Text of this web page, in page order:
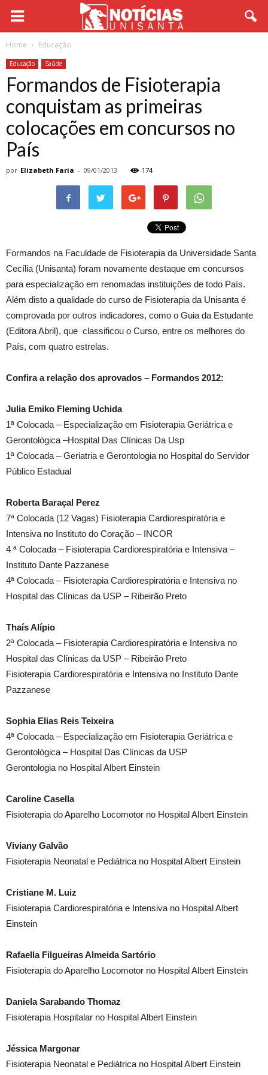
Home Educação
Educação Saúde
Formandos de Fisioterapia
conquistam as primeiras
colocações em concursos no
País
por Elizabeth Faria - 09/01/2013 174
Formandos na Faculdade de Fisioterapia da Universidade Santa
Cecília (Unisanta) foram novamente destaque em concursos
para especialização em renomadas instituições de todo País.
Além disto a qualidade do curso de Fisioterapia da Unisanta é
comprovada por outros indicadores, como o Guia da Estudante
(Editora Abril), que classificou o Curso, entre os melhores do
País, com quatro estrelas.
Confira a relação dos aprovados – Formandos 2012:
Julia Emiko Fleming Uchida
1ª Colocada – Especialização em Fisioterapia Geriátrica e
Gerontológica –Hospital Das Clínicas Da Usp
1ª Colocada – Geriatria e Gerontologia no Hospital do Servidor
Público Estadual
Roberta Baraçal Perez
7ª Colocada (12 Vagas) Fisioterapia Cardiorespiratória e
Intensiva no Instituto do Coração – INCOR
4 ª Colocada – Fisioterapia Cardiorespiratória e Intensiva –
Instituto Dante Pazzanese
4ª Colocada – Fisioterapia Cardiorespiratória e Intensiva no
Hospital das Clínicas da USP – Ribeirão Preto
Thaís Alípio
2ª Colocada – Fisioterapia Cardiorespiratória e Intensiva no
Hospital das Clínicas da USP – Ribeirão Preto
Fisioterapia Cardiorespiratória e Intensiva no Instituto Dante
Pazzanese
Sophia Elias Reis Teixeira
4ª Colocada – Especialização em Fisioterapia Geriátrica e
Gerontológica – Hospital Das Clínicas da USP
Gerontologia no Hospital Albert Einstein
Caroline Casella
Fisioterapia do Aparelho Locomotor no Hospital Albert Einstein
Viviany Galvão
Fisioterapia Neonatal e Pediátrica no Hospital Albert Einstein
Cristiane M. Luiz
Fisioterapia Cardiorespiratória e Intensiva no Hospital Albert
Einstein
Rafaella Filgueiras Almeida Sartório
Fisioterapia do Aparelho Locomotor no Hospital Albert Einstein
Daniela Sarabando Thomaz
Fisioterapia Hospitalar no Hospital Albert Einstein
Jéssica Margonar
Fisioterapia Neonatal e Pediátrica no Hospital Albert Einstein